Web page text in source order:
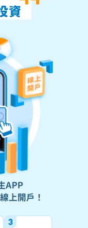
資
APP
上開戶！
3